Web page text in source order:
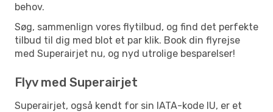
behov.
Søg, sammenlign vores flytilbud, og find det perfekte
tilbud til dig med blot et par klik. Book din flyrejse
med Superairjet nu, og nyd utrolige besparelser!
Flyv med Superairjet
Superairjet, også kendt for sin IATA-kode IU, er et